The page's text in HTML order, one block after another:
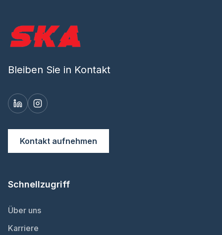
Bleiben Sie in Kontakt
Kontakt aufnehmen
Schnellzugriff
Über uns
Karriere